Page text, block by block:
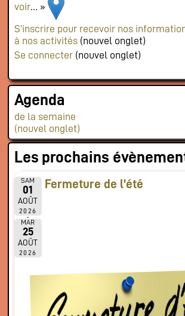
voir… »
S’inscrire pour recevoir nos
à nos activités(nouvel onglet)
Se connecter(nouvel onglet)
Agenda
de la semaine
(nouvel onglet)
Les prochains
SAM
01
AOÛT
2026
MAR
25
AOÛT
2026
Fermeture de l'été